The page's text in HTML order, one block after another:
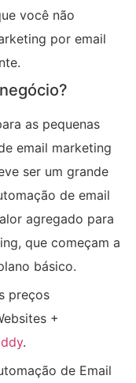
você não
por email
as pequenas
email marketing
ser um grande
de email
agregado para
que começam a
básico.
preços
+
.
de Email